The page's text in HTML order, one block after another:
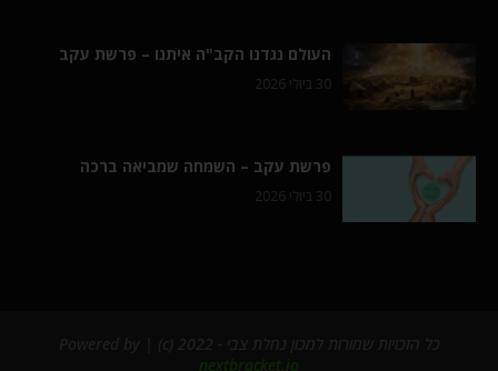
העולם נגדנו הקב"ה איתנו – פרשת עקב
30 ביולי 2026
פרשת עקב – השמחה שמביאה ברכה
30 ביולי 2026
nextbracket.io